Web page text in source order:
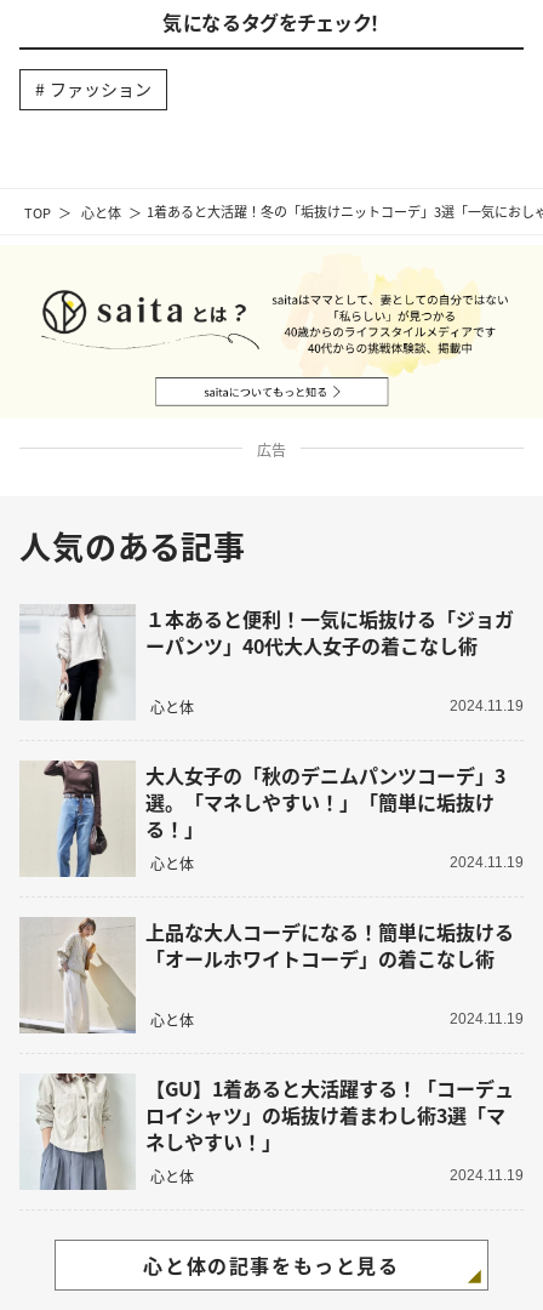
TOP 心と体 1着あると大活躍！冬の「垢抜けニットコーデ」3選「一気におし
気になるタグをチェック！
ファッション
広告
人気のある記事
１本あると便利！一気に垢抜ける「ジョガ
ーパンツ」40代大人女子の着こなし術
心と体 2024.11.19
大人女子の「秋のデニムパンツコーデ」3
選。「マネしやすい！」「簡単に垢抜け
る！」
心と体 2024.11.19
上品な大人コーデになる！簡単に垢抜ける
「オールホワイトコーデ」の着こなし術
心と体 2024.11.19
【GU】1着あると大活躍する！「コーデュ
ロイシャツ」の垢抜け着まわし術3選「マ
ネしやすい！」
心と体 2024.11.19
心と体の記事をもっと見る